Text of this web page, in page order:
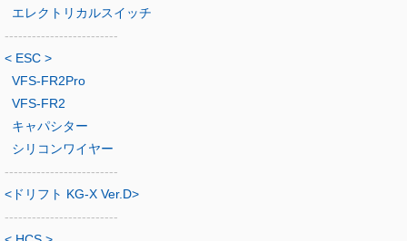
エレクトリカルスイッチ
-------------------------
< ESC >
VFS-FR2Pro
VFS-FR2
キャパシター
シリコンワイヤー
-------------------------
<ドリフト KG-X Ver.D>
-------------------------